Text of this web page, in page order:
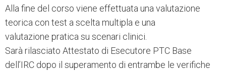
Alla fine del corso viene effettuata una valutazione
teorica con test a scelta multipla e una
valutazione pratica su scenari clinici.
Sarà rilasciato Attestato di Esecutore PTC Base
dell’IRC dopo il superamento di entrambe le verifiche